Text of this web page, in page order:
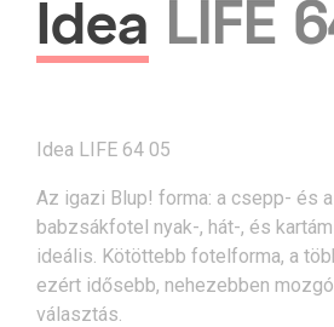
Idea LIFE
Idea LIFE 64 05
Az igazi Blup! forma: a csepp- és
babzsákfotel nyak-, hát-, és
ideális. Kötöttebb fotelforma, a
ezért idősebb, nehezebben
választás.